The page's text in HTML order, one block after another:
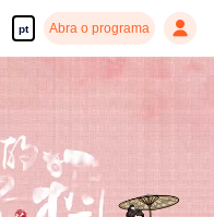
pt Abra o programa